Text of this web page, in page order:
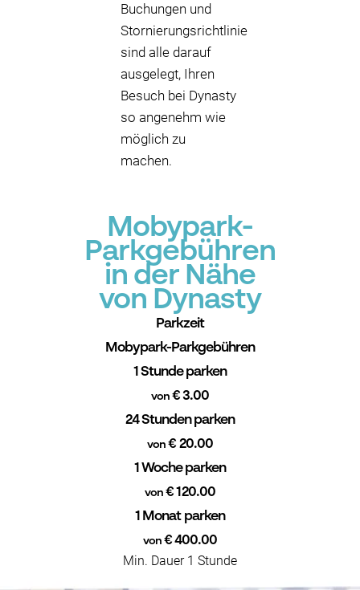
Buchungen und
Stornierungsrichtlinie
sind alle darauf
ausgelegt, Ihren
Besuch bei Dynasty
so angenehm wie
möglich zu
machen.
Mobypark-
Parkgebühren
in der Nähe
von Dynasty
Parkzeit
Mobypark-Parkgebühren
1 Stunde parken
von€ 3.00
24 Stunden parken
von € 20.00
1 Woche parken
von € 120.00
1 Monat parken
von€ 400.00
Min. Dauer 1 Stunde